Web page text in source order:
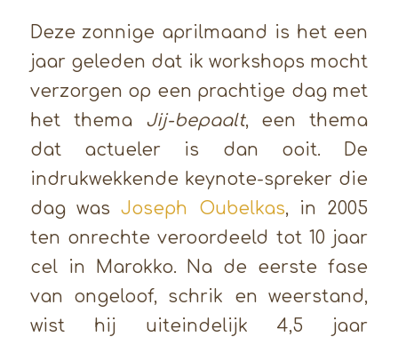
Deze zonnige aprilmaand is het een
jaar geleden dat ik workshops mocht
verzorgen op een prachtige dag met
het thema Jij-bepaalt, een thema
dat actueler is dan ooit. De
indrukwekkende keynote-spreker die
dag wasJoseph Oubelkas, in 2005
ten onrechte veroordeeld tot 10 jaar
cel in Marokko. Na de eerste fase
van ongeloof, schrik en weerstand,
wist hij uiteindelijk 4,5 jaar